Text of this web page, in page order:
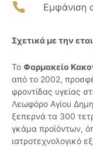
Εμφάνιση
Σχετικά με την
Το Φαρμακείο
από το 2002,
φροντίδας υγείας
Λεωφόρο Αγίου
ξεπερνά τα 300
γκάμα προϊόντων,
ιατροτεχνολογικό